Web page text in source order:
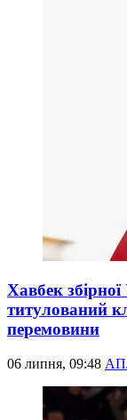
Хавбек
титулований
перемовини
06 липня, 09:48